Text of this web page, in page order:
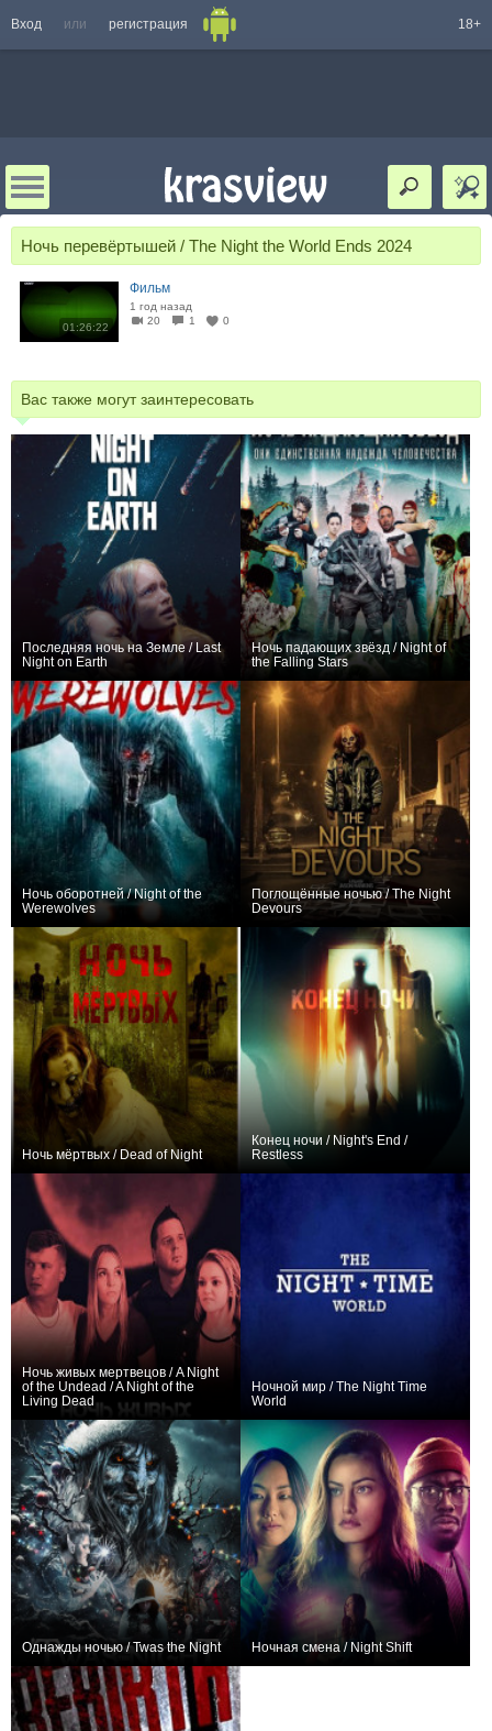
Вход или регистрация 18+
Ночь перевёртышей / The Night the World Ends 2024
01:26:22
Фильм
1 год назад
20
1 0
Вас также могут заинтересовать
Последняя ночь на Земле / Last
Night on Earth
Ночь падающих звёзд / Night of
the Falling Stars
Ночь оборотней / Night of the
Werewolves
Поглощённые ночью / The Night
Devours
Ночь мёртвых / Dead of Night
Конец ночи / Night's End /
Restless
Ночь живых мертвецов / A Night
of the Undead / A Night of the
Living Dead
Ночной мир / The Night Time
World
Однажды ночью / Twas the Night Ночная смена / Night Shift